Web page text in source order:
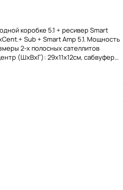
коробке 5.1 + ресивер Smart
Sub + Smart Amp 5.1. Мощность
2-х полосных сателлитов
(ШхВхГ): 29х11х12см, сабвуфер